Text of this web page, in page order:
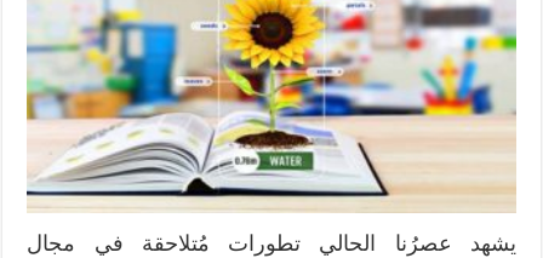
يشهد عصرُنا الحالي تطورات مُتلاحقة في مجال